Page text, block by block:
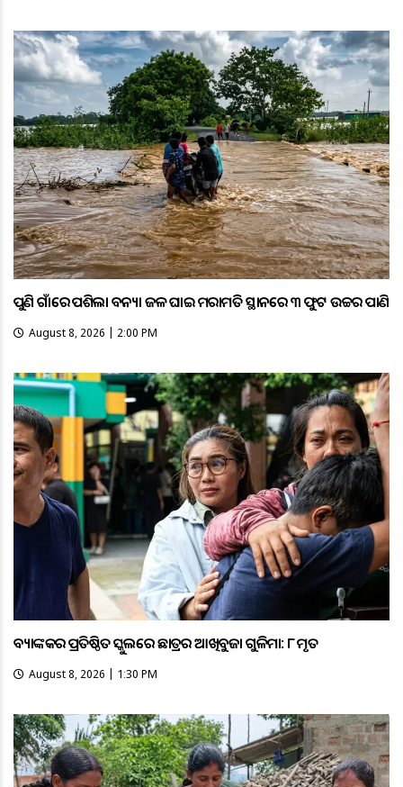
ପୁଣି ଗାଁରେ ପଶିଲା ବନ୍ୟା ଜଳ ଘାଇ ମରାମତି ସ୍ଥାନରେ ୩ ଫୁଟ ଉଚ୍ଚର ପାଣି
August 8, 2026 | 2:00 PM
ବ୍ୟାଙ୍କକର ପ୍ରତିଷ୍ଠିତ ସ୍କୁଲରେ ଛାତ୍ରର ଆଖିବୁଜା ଗୁଳିମାଡ଼: ୮ ମୃତ
August 8, 2026 | 1:30 PM